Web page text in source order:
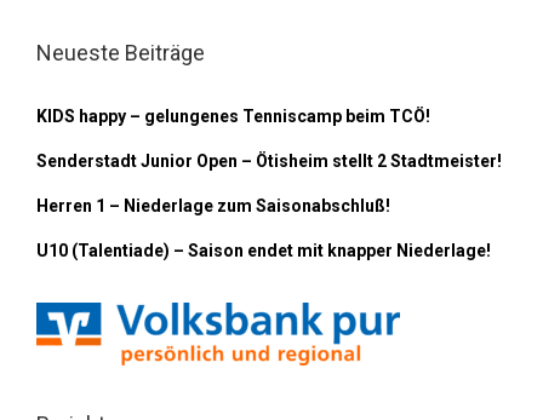
Neueste Beiträge
KIDS happy – gelungenes Tenniscamp beim TCÖ!
Senderstadt Junior Open – Ötisheim stellt 2 Stadtmeister!
Herren 1 – Niederlage zum Saisonabschluß!
U10 (Talentiade) – Saison endet mit knapper Niederlage!